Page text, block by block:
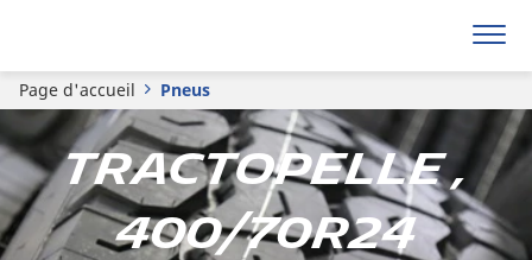
Page d'accueil Pneus
Tractopelle ,
400/70R24